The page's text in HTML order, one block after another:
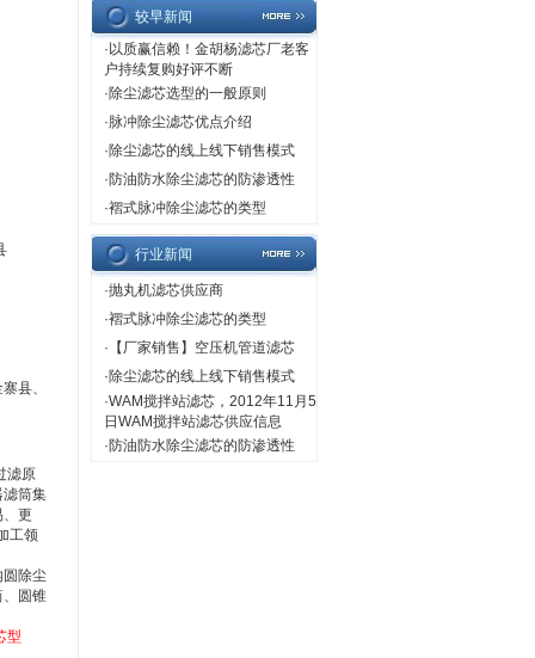
县、
滤原
滤筒集
更
工领
除尘
、圆锥
型
较早新闻
· 以质赢信赖！金胡杨滤芯厂老客
户持续复购好评不断
·除尘滤芯选型的一般原则
· 脉冲除尘滤芯优点介绍
·除尘滤芯的线上线下销售模式
·防油防水除尘滤芯的防渗透性
·褶式脉冲除尘滤芯的类型
行业新闻
·抛丸机滤芯供应商
·褶式脉冲除尘滤芯的类型
· 【厂家销售】空压机管道滤芯
·除尘滤芯的线上线下销售模式
·WAM搅拌站滤芯，2012年11月5
日WAM搅拌站滤芯供应信息
·防油防水除尘滤芯的防渗透性